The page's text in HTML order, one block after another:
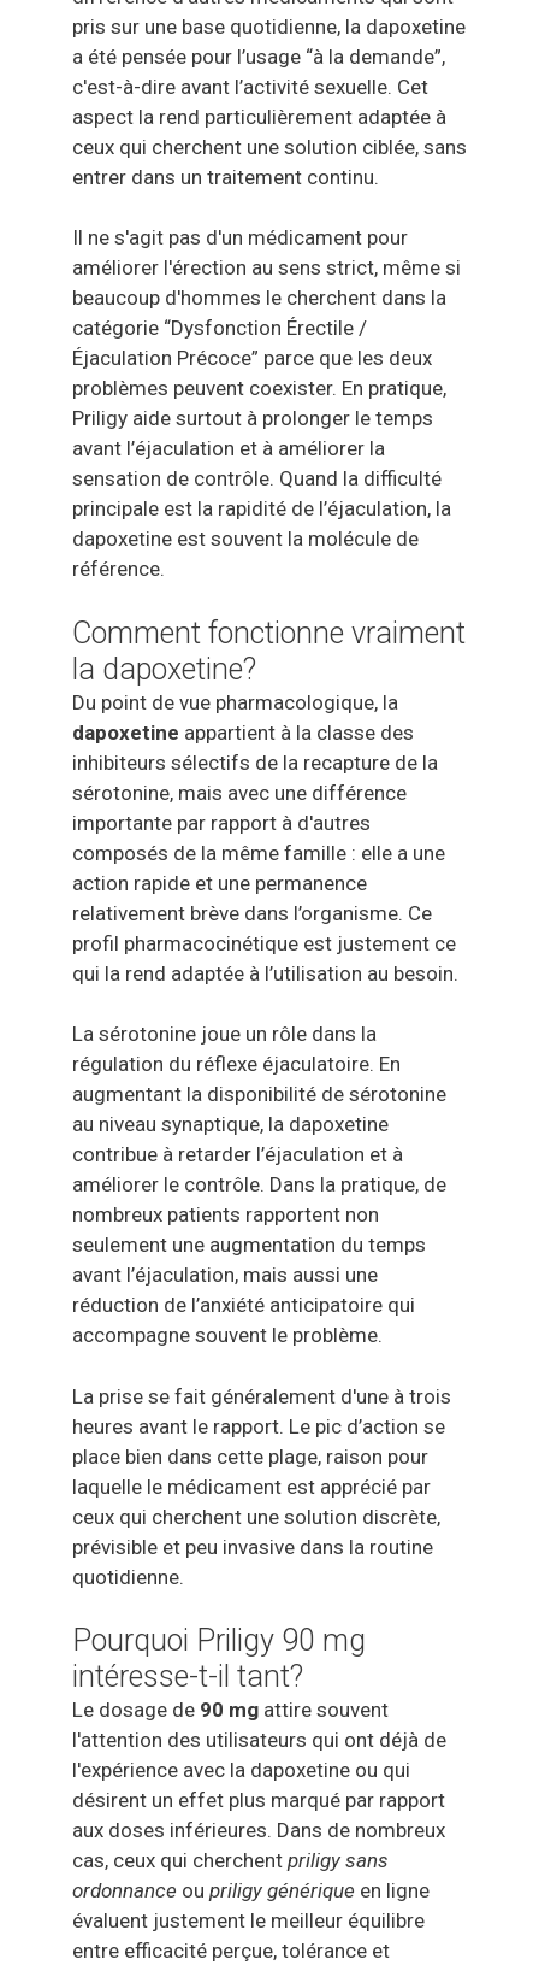
pris sur une base quotidienne, la dapoxetine
a été pensée pour l’usage “à la demande”,
c'est-à-dire avant l’activité sexuelle. Cet
aspect la rend particulièrement adaptée à
ceux qui cherchent une solution ciblée, sans
entrer dans un traitement continu.
Il ne s'agit pas d'un médicament pour
améliorer l'érection au sens strict, même si
beaucoup d'hommes le cherchent dans la
catégorie “Dysfonction Érectile /
Éjaculation Précoce” parce que les deux
problèmes peuvent coexister. En pratique,
Priligy aide surtout à prolonger le temps
avant l’éjaculation et à améliorer la
sensation de contrôle. Quand la difficulté
principale est la rapidité de l’éjaculation, la
dapoxetine est souvent la molécule de
référence.
Comment fonctionne vraiment
la dapoxetine?
Du point de vue pharmacologique, la
dapoxetine appartient à la classe des
inhibiteurs sélectifs de la recapture de la
sérotonine, mais avec une différence
importante par rapport à d'autres
composés de la même famille : elle a une
action rapide et une permanence
relativement brève dans l’organisme. Ce
profil pharmacocinétique est justement ce
qui la rend adaptée à l’utilisation au besoin.
La sérotonine joue un rôle dans la
régulation du réflexe éjaculatoire. En
augmentant la disponibilité de sérotonine
au niveau synaptique, la dapoxetine
contribue à retarder l’éjaculation et à
améliorer le contrôle. Dans la pratique, de
nombreux patients rapportent non
seulement une augmentation du temps
avant l’éjaculation, mais aussi une
réduction de l’anxiété anticipatoire qui
accompagne souvent le problème.
La prise se fait généralement d'une à trois
heures avant le rapport. Le pic d’action se
place bien dans cette plage, raison pour
laquelle le médicament est apprécié par
ceux qui cherchent une solution discrète,
prévisible et peu invasive dans la routine
quotidienne.
Pourquoi Priligy 90 mg
intéresse-t-il tant?
Le dosage de 90 mg attire souvent
l'attention des utilisateurs qui ont déjà de
l'expérience avec la dapoxetine ou qui
désirent un effet plus marqué par rapport
aux doses inférieures. Dans de nombreux
cas, ceux qui cherchent priligy sans
ordonnance ou priligy générique en ligne
évaluent justement le meilleur équilibre
entre efficacité perçue, tolérance et